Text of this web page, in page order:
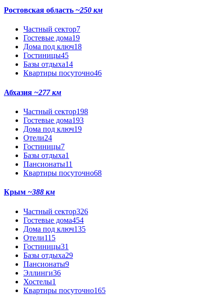
Ростовская область ~250 км
Частный сектор7
Гостевые дома19
Дома под ключ18
Гостиницы45
Базы отдыха14
Квартиры посуточно46
Абхазия ~277 км
Частный сектор198
Гостевые дома193
Дома под ключ19
Отели24
Гостиницы7
Базы отдыха1
Пансионаты11
Квартиры посуточно68
Крым ~388 км
Частный сектор326
Гостевые дома454
Дома под ключ135
Отели115
Гостиницы31
Базы отдыха29
Пансионаты9
Эллинги36
Хостелы1
Квартиры посуточно165